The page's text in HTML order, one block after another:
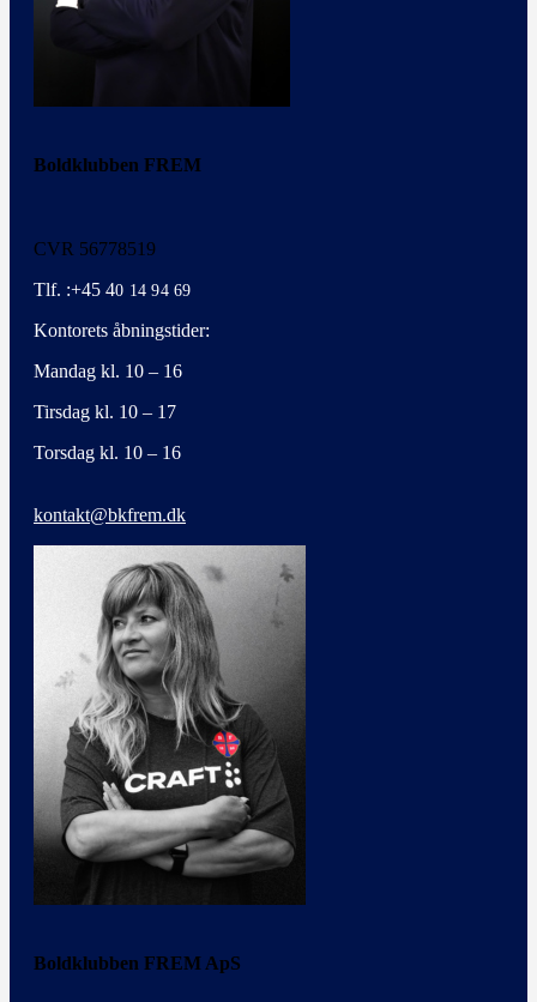
Boldklubben FREM
CVR 56778519
Tlf. :+45 40 14 94 69
Kontorets åbningstider:
Mandag kl. 10 – 16
Tirsdag kl. 10 – 17
Torsdag kl. 10 – 16
kontakt@bkfrem.dk
Boldklubben FREM ApS